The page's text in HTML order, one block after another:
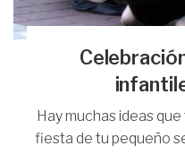
Hay muchas ideas
fiesta de tu pequeño